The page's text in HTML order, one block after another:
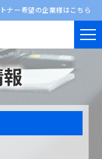
ナー希望の企業様はこちら